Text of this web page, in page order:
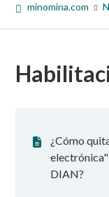
minomina.com
¿Cómo
DIAN?